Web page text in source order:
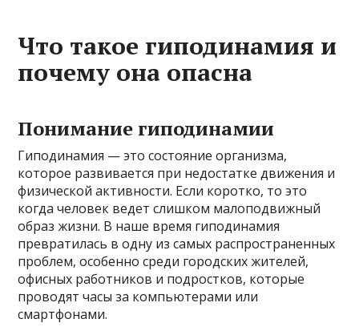
Что такое гиподинамия и
почему она опасна
Понимание гиподинамии
Гиподинамия — это состояние организма,
которое развивается при недостатке движения и
физической активности. Если коротко, то это
когда человек ведет слишком малоподвижный
образ жизни. В наше время гиподинамия
превратилась в одну из самых распространенных
проблем, особенно среди городских жителей,
офисных работников и подростков, которые
проводят часы за компьютерами или
смартфонами.